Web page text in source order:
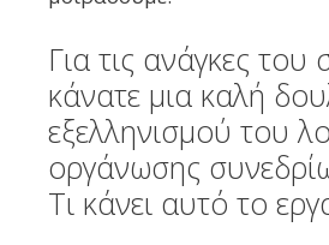
Για τις ανάγκες του
κάνατε μια καλή
εξελληνισμού του
οργάνωσης
Τι κάνει αυτό το